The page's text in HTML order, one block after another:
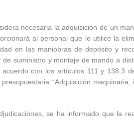
necesaria la adquisición de un
al personal que lo utilice la
en las maniobras de depósito y
suministro y montaje de mando a
con los artículos 111 y 138.3
“Adquisición maquinaria,
se ha informado que la